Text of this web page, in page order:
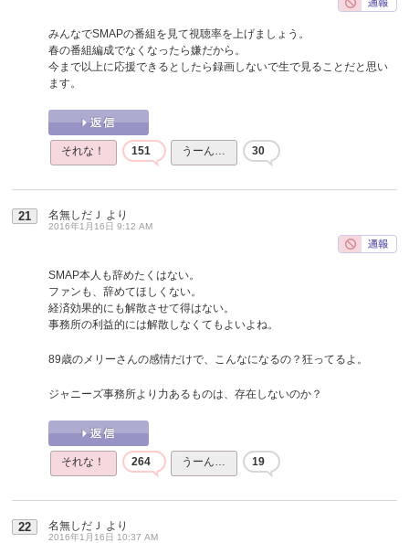
みんなでSMAPの番組を見て視聴率を上げましょう。
春の番組編成でなくなったら嫌だから。
今まで以上に応援できるとしたら録画しないで生で見ることだと思い
ます。
それな！ 151 うーん… 30
21 名無しだＪ より
2016年1月16日 9:12 AM
SMAP本人も辞めたくはない。
ファンも、辞めてほしくない。
経済効果的にも解散させて得はない。
事務所の利益的には解散しなくてもよいよね。
89歳のメリーさんの感情だけで、こんなになるの？狂ってるよ。
ジャニーズ事務所より力あるものは、存在しないのか？
それな！ 264 うーん… 19
22 名無しだＪ より
2016年1月16日 10:37 AM